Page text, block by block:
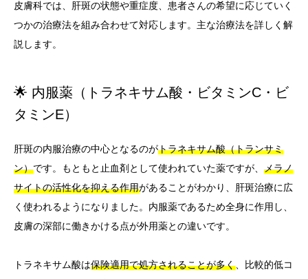
皮膚科では、肝斑の状態や重症度、患者さんの希望に応じていく
つかの治療法を組み合わせて対応します。主な治療法を詳しく解
説します。
🌟 内服薬（トラネキサム酸・ビタミンC・ビ
タミンE）
肝斑の内服治療の中心となるのがトラネキサム酸（トランサミ
ン）です。もともと止血剤として使われていた薬ですが、 メラノ
サイトの活性化を抑える作用があることがわかり、肝斑治療に広
く使われるようになりました。内服薬であるため全身に作用し、
皮膚の深部に働きかける点が外用薬との違いです。
トラネキサム酸は保険適用で処方されることが多く、比較的低コ